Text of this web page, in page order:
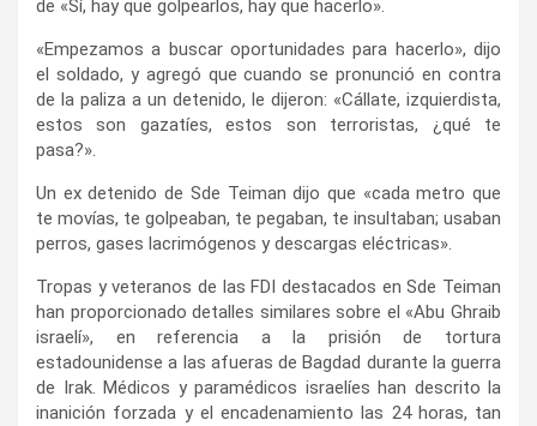
de «Sí, hay que golpearlos, hay que hacerlo».
«Empezamos a buscar oportunidades para hacerlo», dijo
el soldado, y agregó que cuando se pronunció en contra
de la paliza a un detenido, le dijeron: «Cállate, izquierdista,
estos son gazatíes, estos son terroristas, ¿qué te
pasa?».
Un ex detenido de Sde Teiman dijo que «cada metro que
te movías, te golpeaban, te pegaban, te insultaban; usaban
perros, gases lacrimógenos y descargas eléctricas».
Tropas y veteranos de las FDI destacados en Sde Teiman
han proporcionado detalles similares sobre el «Abu Ghraib
israelí», en referencia a la prisión de tortura
estadounidense a las afueras de Bagdad durante la guerra
de Irak. Médicos y paramédicos israelíes han descrito la
inanición forzada y el encadenamiento las 24 horas, tan